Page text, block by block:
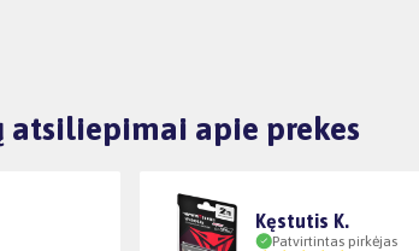
atsiliepimai apie prekes
Kęstutis K.
Patvirtintas pirkėjas